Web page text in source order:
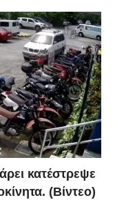
κατέστρεψε
(Βίντεο)